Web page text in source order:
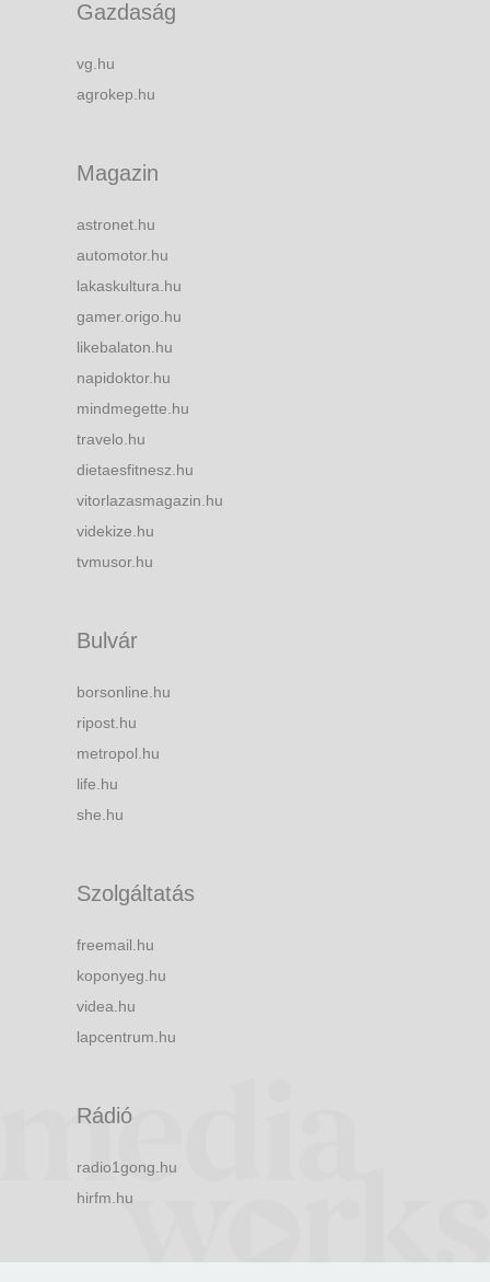
Gazdaság
vg.hu
agrokep.hu
Magazin
astronet.hu
automotor.hu
lakaskultura.hu
gamer.origo.hu
likebalaton.hu
napidoktor.hu
mindmegette.hu
travelo.hu
dietaesfitnesz.hu
vitorlazasmagazin.hu
videkize.hu
tvmusor.hu
Bulvár
borsonline.hu
ripost.hu
metropol.hu
life.hu
she.hu
Szolgáltatás
freemail.hu
koponyeg.hu
videa.hu
lapcentrum.hu
Rádió
radio1gong.hu
hirfm.hu